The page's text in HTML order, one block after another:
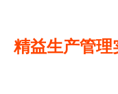
精益生产管理